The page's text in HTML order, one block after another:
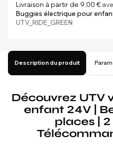
Livraison à partir de 9,00 €
Buggies électrique pour
UTV_RIDE_GREEN
Description du produit
Découvrez UTV
enfant 24V |
places | 2